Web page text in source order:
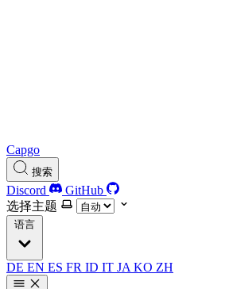
Capgo
搜索
Discord
GitHub
选择主题
语言
DE EN ES FR ID IT JA KO ZH